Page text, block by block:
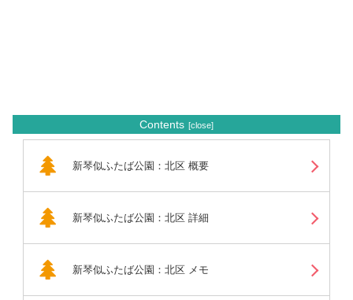
Contents
新琴似ふたば公園：北区 概要
新琴似ふたば公園：北区 詳細
新琴似ふたば公園：北区 メモ